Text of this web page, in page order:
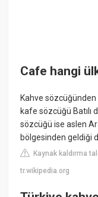
Cafe hangi
Kahve
kafe sözcüğü Batılı
sözcüğü ise aslen
bölgesinden geldiği
Kaynak kaldırma
tr.wikipedia.org